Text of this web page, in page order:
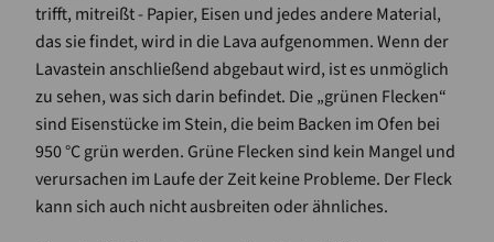
trifft, mitreißt - Papier, Eisen und jedes andere Material,
das sie findet, wird in die Lava aufgenommen. Wenn der
Lavastein anschließend abgebaut wird, ist es unmöglich
zu sehen, was sich darin befindet. Die „grünen Flecken“
sind Eisenstücke im Stein, die beim Backen im Ofen bei
950 °C grün werden. Grüne Flecken sind kein Mangel und
verursachen im Laufe der Zeit keine Probleme. Der Fleck
kann sich auch nicht ausbreiten oder ähnliches.